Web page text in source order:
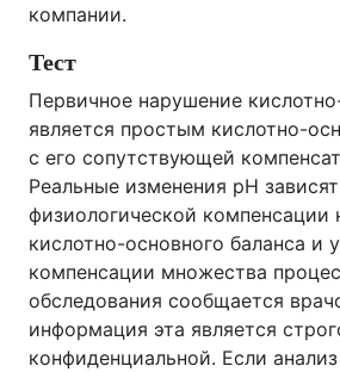
компании.
Тест
Первичное нарушение
является простым кислотно-
с его сопутствующей
Реальные изменения рН
физиологической компенсации
кислотно-основного баланса и
компенсации множества
обследования сообщается
информация эта является
конфиденциальной. Если